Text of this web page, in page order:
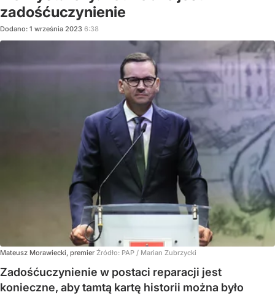
zadośćuczynienie
Dodano: 1 września 2023 6:38
Mateusz Morawiecki, premier Źródło: PAP / Marian Zubrzycki
Zadośćuczynienie w postaci reparacji jest
konieczne, aby tamtą kartę historii można było